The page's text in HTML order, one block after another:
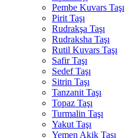
Pembe Kuvars Taşı
Pirit Taşı
Rudrakşa Taşı
Rudraksha Taşı
Rutil Kuvars Taşı
Safir Taşı
Sedef Taşı
Sitrin Taşı
Tanzanit Taşı
Topaz Taşı
Turmalin Taşı
Yakut Taşı
Yemen Akik Taşı